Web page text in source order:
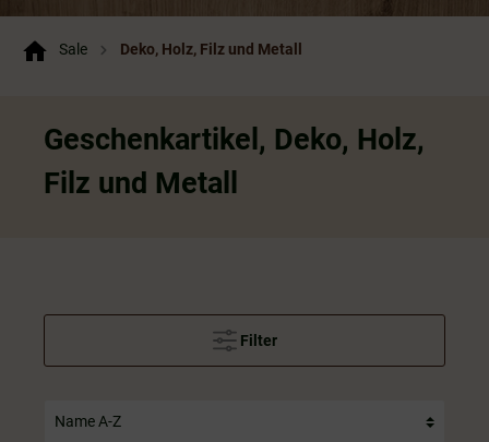
Sale Deko, Holz, Filz und Metall
Geschenkartikel, Deko, Holz,
Filz und Metall
Filter